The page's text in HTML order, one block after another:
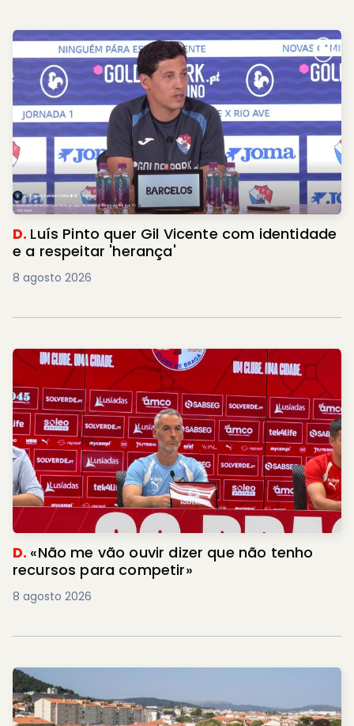
D. Luís Pinto quer Gil Vicente com identidade
e a respeitar 'herança'
8 agosto 2026
D. «Não me vão ouvir dizer que não tenho
recursos para competir»
8 agosto 2026